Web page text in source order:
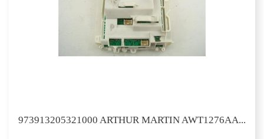
973913205321000 ARTHUR MARTIN AWT1276AA...